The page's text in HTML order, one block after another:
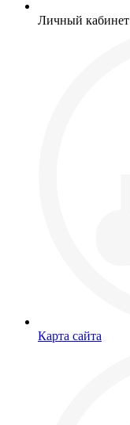
Личный кабинет
Карта сайта